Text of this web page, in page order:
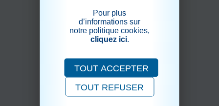
Pour plus
d’informations sur
notre politique cookies,
cliquez ici.
TOUT ACCEPTER
TOUT REFUSER